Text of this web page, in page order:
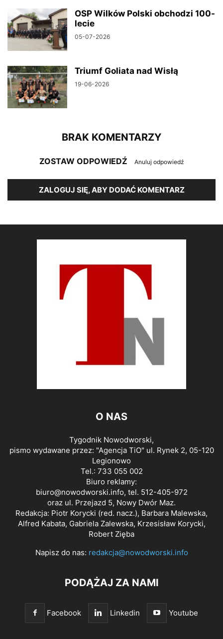
OSP Wilków Polski obchodzi 100-
lecie
05-07-2026
Triumf Goliata nad Wisłą
19-06-2026
BRAK KOMENTARZY
ZOSTAW ODPOWIEDŹ Anuluj odpowiedź
ZALOGUJ SIĘ, ABY DODAĆ KOMENTARZ
O NAS
Tygodnik Nowodworski,
pismo wydawane przez: "Agencja TiO" ul. Rynek 2, 05-120
Legionowo
Tel.: 733 055 002
Biuro reklamy:
biuro@nowodworski.info, tel. 512-405-972
oraz ul. Przejazd 5, Nowy Dwór Maz.
Redakcja: Piotr Korycki (red. nacz.), Barbara Malewska,
Alfred Kabata, Gabriela Zalewska, Krzesisław Korycki,
Robert Zięba
Napisz do nas: redakcja@nowodworski.info
PODĄŻAJ ZA NAMI
Facebook Linkedin Youtube